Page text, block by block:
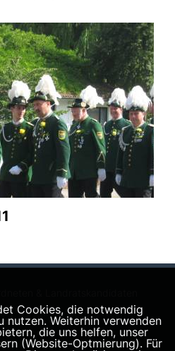
& Landratskandidaten
Cookies, die notwendig
nutzen. Weiterhin verwenden
die uns helfen, unser
(Website-Optmierung). Für